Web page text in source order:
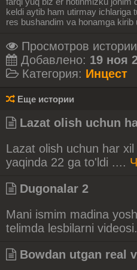
Просмотров
Добавлено: 19 ноя
Категория: Инцест
Еще истории
Lazat olish uchun
Lazat olish uchun har
yaqinda 22 ga to'ldi ....
Dugonalar 2
Mani ismim madina
telimda lesbilarni
Bowdan utgan real